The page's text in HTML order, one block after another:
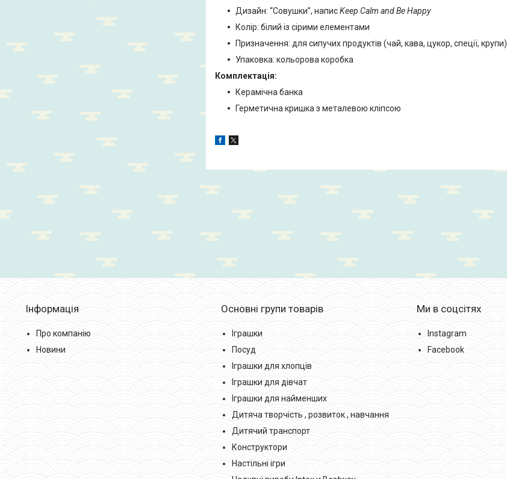
Дизайн: “Совушки”, написKeep Calm and Be Happy
Колір: білий із сірими елементами
Призначення: для сипучих продуктів (чай, кава, цукор, спеції, крупи)
Упаковка: кольорова коробка
Комплектація:
Керамічна банка
Герметична кришка з металевою кліпсою
Інформація
Про компанію
Новини
Основні групи товарів
Іграшки
Посуд
Іграшки для хлопців
Іграшки для дівчат
Іграшки для найменших
Дитяча творчість , розвиток , навчання
Дитячий транспорт
Конструктори
Настільні ігри
Ми в соцсітях
Instagram
Facebook